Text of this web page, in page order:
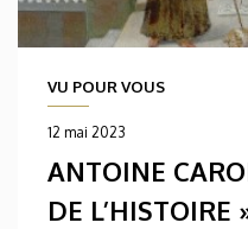
VU POUR VOUS
12 mai 2023
ANTOINE
DE L’HISTOIRE